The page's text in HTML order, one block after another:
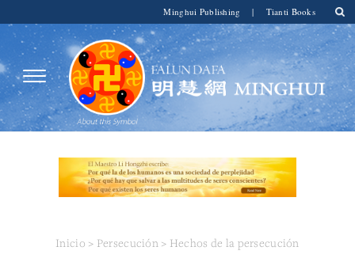
Minghui Publishing | Tianti Books
Inicio > Persecución> Hechos de la persecución